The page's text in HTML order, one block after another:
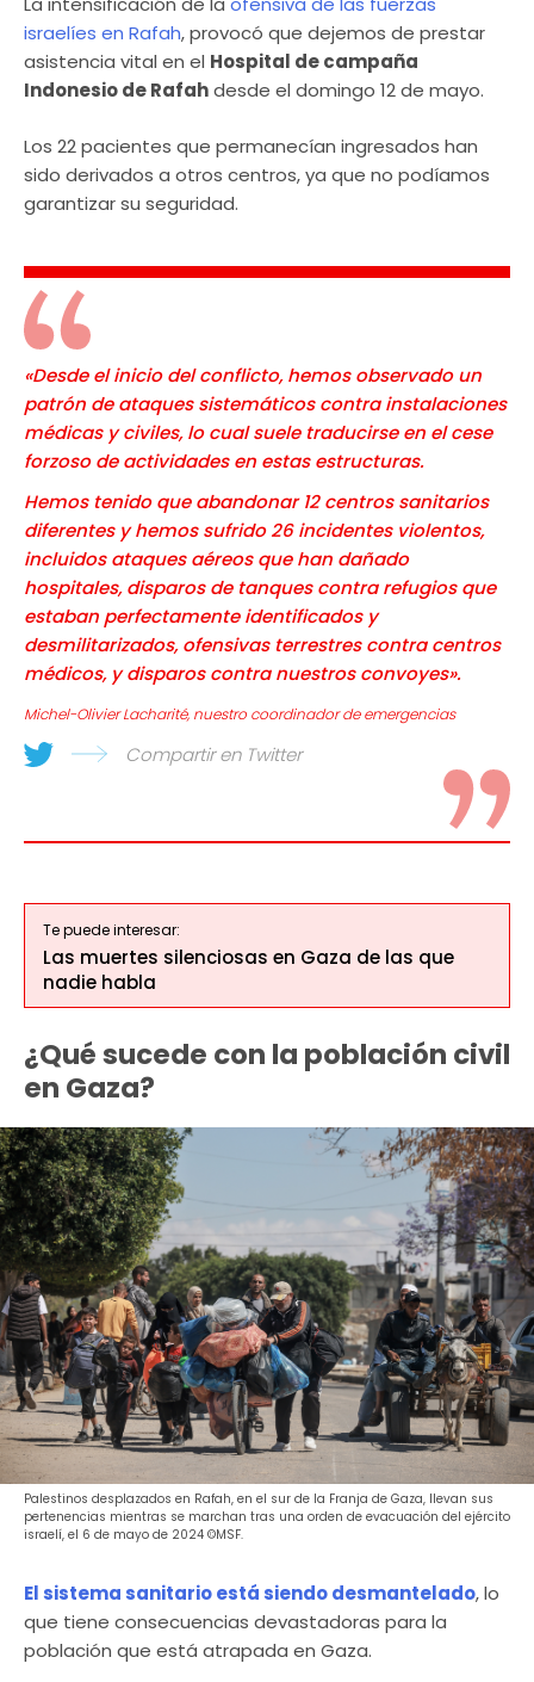
israelíes en Rafah, provocó que dejemos de prestar
asistencia vital en el Hospital de campaña
Indonesio de Rafahdesde el domingo 12 de mayo.
Los 22 pacientes que permanecían ingresados han
sido derivados a otros centros, ya que no podíamos
garantizar su seguridad.
«Desde el inicio del conflicto, hemos observado un
patrón de ataques sistemáticos contra instalaciones
médicas y civiles, lo cual suele traducirse en el cese
forzoso de actividades en estas estructuras.
Hemos tenido que abandonar 12 centros sanitarios
diferentes y hemos sufrido 26 incidentes violentos,
incluidos ataques aéreos que han dañado
hospitales, disparos de tanques contra refugios que
estaban perfectamente identificados y
desmilitarizados, ofensivas terrestres contra centros
médicos, y disparos contra nuestros convoyes».
Michel-Olivier Lacharité, nuestro coordinador de emergencias
Compartir en Twitter
Te puede interesar:
Las muertes silenciosas en Gaza de las que
nadie habla
¿Qué sucede con la población civil
en Gaza?
Palestinos desplazados en Rafah, en el sur de la Franja de Gaza, llevan sus
pertenencias mientras se marchan tras una orden de evacuación del ejército
israelí, el 6 de mayo de 2024 ©MSF.
El sistema sanitario está siendo desmantelado, lo
que tiene consecuencias devastadoras para la
población que está atrapada en Gaza.